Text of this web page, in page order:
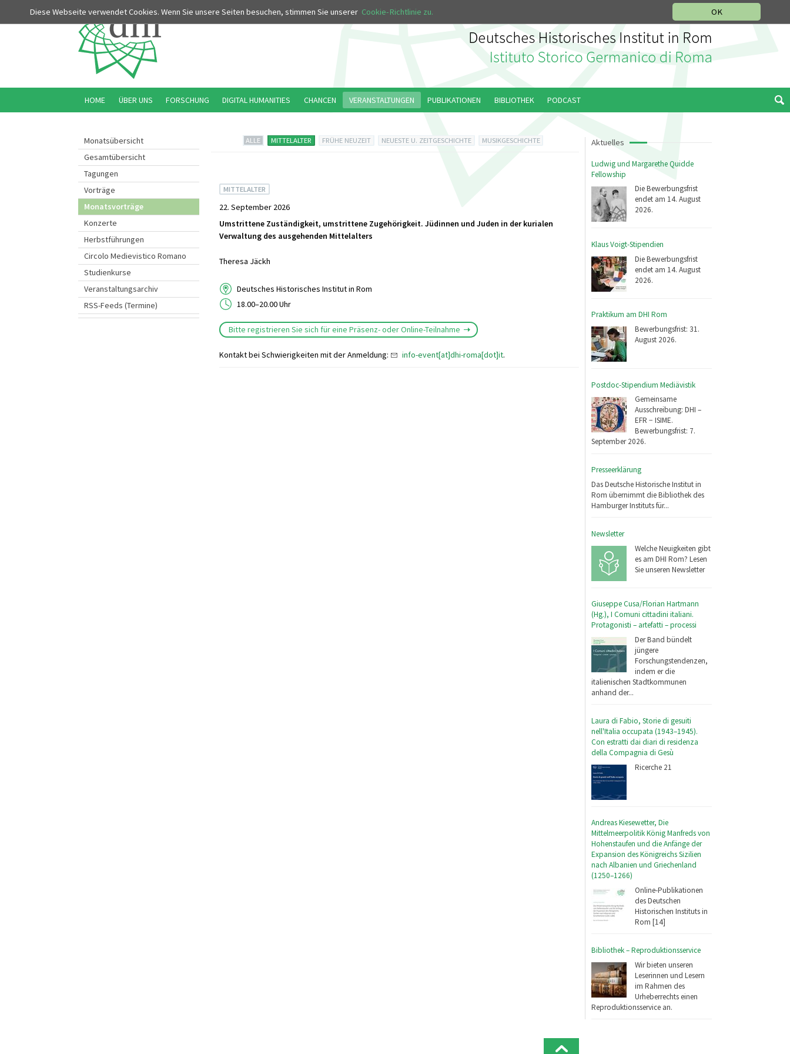
OK
Diese Webseite verwendet Cookies. Wenn Sie unsere Seiten besuchen, stimmen Sie unserer Cookie-Richtlinie zu.
Monatsübersicht
Gesamtübersicht
Tagungen
Vorträge
Monatsvorträge
Konzerte
Herbstführungen
Circolo Medievistico Romano
Studienkurse
Veranstaltungsarchiv
RSS-Feeds (Termine)
Aktuelles
Ludwig und Margarethe Quidde
Fellowship
Die Bewerbungsfrist
endet am 14. August
2026.
Klaus Voigt-Stipendien
Die Bewerbungsfrist
endet am 14. August
2026.
Praktikum am DHI Rom
Bewerbungsfrist: 31.
August 2026.
Postdoc-Stipendium Mediävistik
Gemeinsame
Ausschreibung: DHI –
EFR − ISIME.
Bewerbungsfrist: 7.
September 2026.
Presseerklärung
Das Deutsche Historische Institut in
Rom übernimmt die Bibliothek des
Hamburger Instituts für...
Newsletter
Welche Neuigkeiten gibt
es am DHI Rom? Lesen
Sie unseren Newsletter
Giuseppe Cusa/Florian Hartmann
(Hg.), I Comuni cittadini italiani.
Protagonisti – artefatti – processi
Der Band bündelt
jüngere
Forschungstendenzen,
indem er die
italienischen Stadtkommunen
anhand der...
Laura di Fabio, Storie di gesuiti
nell'Italia occupata (1943–1945).
Con estratti dai diari di residenza
della Compagnia di Gesù
Ricerche 21
Andreas Kiesewetter, Die
Mittelmeerpolitik König Manfreds von
Hohenstaufen und die Anfänge der
Expansion des Königreichs Sizilien
nach Albanien und Griechenland
(1250–1266)
Online-Publikationen
des Deutschen
Historischen Instituts in
Rom [14]
Bibliothek – Reproduktionsservice
Wir bieten unseren
Leserinnen und Lesern
im Rahmen des
Urheberrechts einen
Reproduktionsservice an.
ALLE MITTELALTER FRÜHE NEUZEIT NEUESTE U. ZEITGESCHICHTE MUSIKGESCHICHTE
MITTELALTER
22. September 2026
Umstrittene Zuständigkeit, umstrittene Zugehörigkeit. Jüdinnen und Juden in der kurialen
Verwaltung des ausgehenden Mittelalters
Theresa Jäckh
Deutsches Historisches Institut in Rom
18.00–20.00 Uhr
Bitte registrieren Sie sich für eine Präsenz- oder Online-Teilnahme
Kontakt bei Schwierigkeiten mit der Anmeldung: info-event[at]dhi-roma[dot]it.
HOME ÜBER UNS FORSCHUNG DIGITAL HUMANITIES CHANCEN VERANSTALTUNGEN PUBLIKATIONEN BIBLIOTHEK PODCAST